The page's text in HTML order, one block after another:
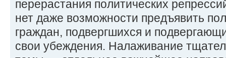
перерастания политических
нет даже возможности предъявить
граждан, подвергшихся и
свои убеждения. Налаживание